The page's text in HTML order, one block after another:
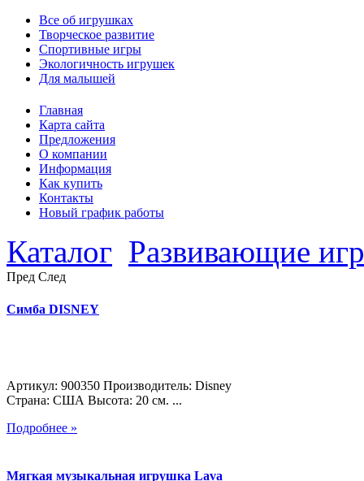
Все об игрушках
Творческое развитие
Спортивные игры
Экологичность игрушек
Для малышей
Главная
Карта сайта
Предложения
О компании
Информация
Как купить
Контакты
Новый график работы
Каталог Развивающие
Пред След
Симба DISNEY
Артикул: 900350 Производитель: Disney
Страна: США Высота: 20 см. ...
Подробнее »
Мягкая музыкальная игрушка Lava